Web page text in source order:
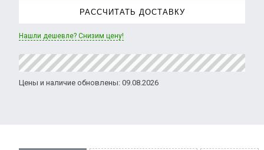
РАССЧИТАТЬ ДОСТАВКУ
Нашли дешевле? Снизим цену!
Цены и наличие обновлены: 09.08.2026